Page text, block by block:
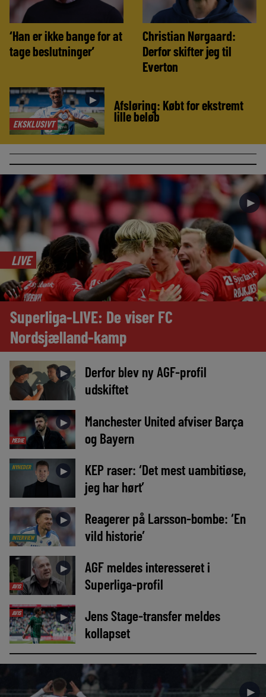
‘Han er ikke bange for at
tage beslutninger’
Christian Nørgaard:
Derfor skifter jeg til
Everton
EKSKLUSIVT
► Afsløring: Købt for ekstremt
lille beløb
►
LIVE
Superliga-LIVE: De viser FC
Nordsjælland-kamp
►
Derfor blev ny AGF-profil
udskiftet
MEDIE
►
Manchester United afviser Barça
og Bayern
NYHEDER ►
KEP raser: ‘Det mest uambitiøse,
jeg har hørt’
INTERVIEW
►
Reagerer på Larsson-bombe: ‘En
vild historie’
AVIS
►
AGF meldes interesseret i
Superliga-profil
AVIS ►
Jens Stage-transfer meldes
kollapset
►